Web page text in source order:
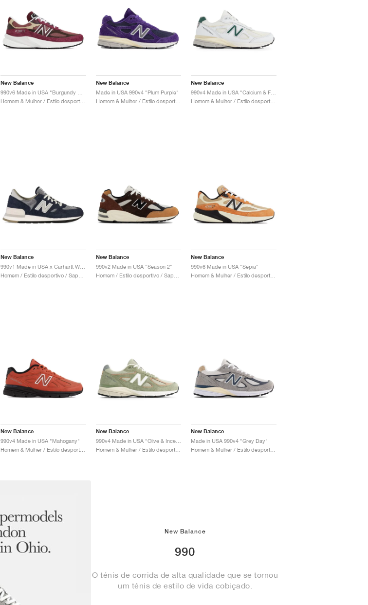
New Balance
990
O ténis de corrida de alta qualidade que se tornou
um ténis de estilo de vida cobiçado.
New Balance
Homem & Mulher / Estilo desportivo / Sapatos
New Balance
Made in USA 990v4 "Plum Purple"
Homem & Mulher / Estilo desportivo / Sapatos
New Balance
New Balance
990v1 Made in USA x Carhartt WIP "Dark Navy"
New Balance
990v2 Made in USA "Season 2"
New Balance
990v6 Made in USA "Sepia"
New Balance
990v4 Made in USA "Mahogany"
Homem & Mulher / Estilo desportivo / Sapatos
New Balance
990v4 Made in USA "Olive & Incense"
Homem & Mulher / Estilo desportivo / Sapatos
New Balance
Made in USA 990v4 "Grey Day"